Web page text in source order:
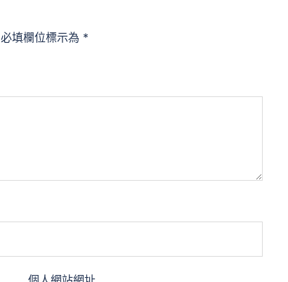
必填欄位標示為 *